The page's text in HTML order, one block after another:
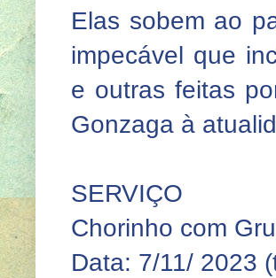
Elas sobem ao
impecável que
e outras feitas
Gonzaga à
SERVIÇO
Chorinho com
Data: 7/11/ 2023